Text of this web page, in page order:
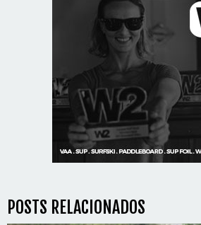
POSTS RELACIONADOS